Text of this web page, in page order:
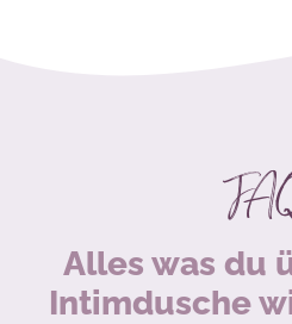
Alles was du
Intimdusche